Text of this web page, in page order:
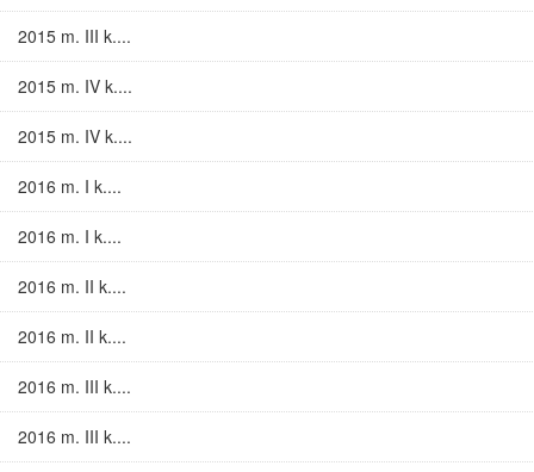
2015 m. III k....
2015 m. IV k....
2015 m. IV k....
2016 m. I k....
2016 m. I k....
2016 m. II k....
2016 m. II k....
2016 m. III k....
2016 m. III k....